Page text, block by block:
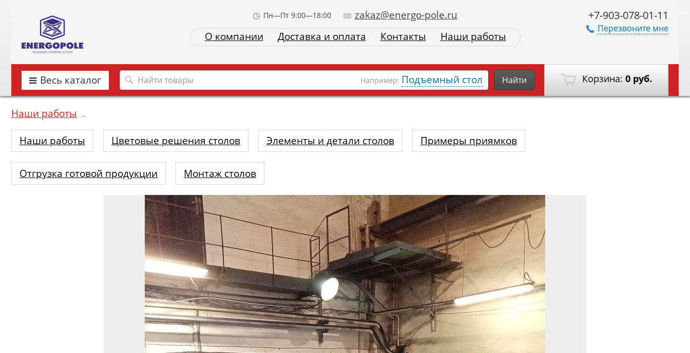
+7-903-078-01-11
Перезвоните мне
Пн—Пт 9:00—18:00
zakaz@energo-pole.ru
О компании
Доставка и оплата Контакты Наши работы
Корзина: 0 руб.
Весь каталог Например: Подъемный стол Найти
Наши работы →
Наши работы Цветовые решения столов Элементы и детали столов Примеры приямков
Отгрузка готовой продукции Монтаж столов